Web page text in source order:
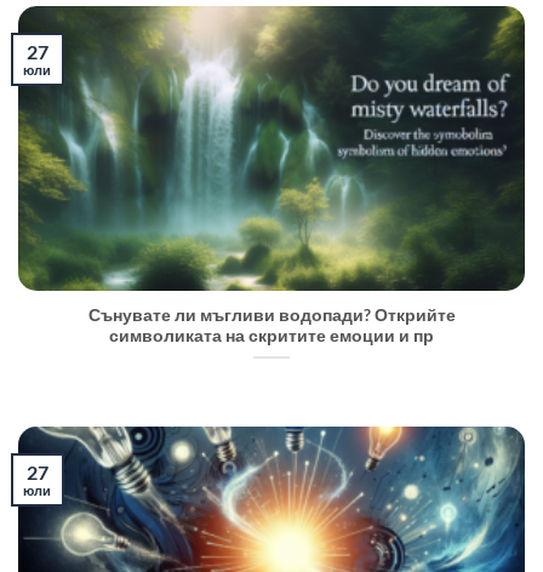
Сънувате ли мъгливи водопади? Открийте
символиката на скритите емоции и пр
27
юли
27
юли